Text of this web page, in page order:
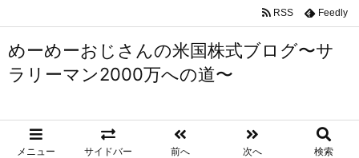
めーめーおじさんの米国株式ブログ〜サ
ラリーマン2000万への道〜
メニュー サイドバー 前へ 次へ 検索
RSS Feedly